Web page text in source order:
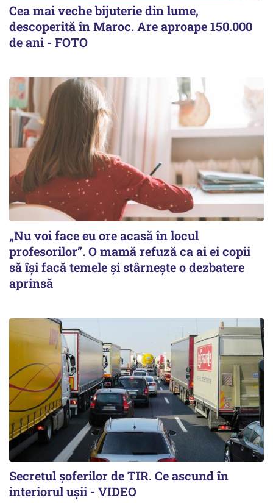
Cea mai veche bijuterie din lume,
descoperită în Maroc. Are aproape 150.000
de ani - FOTO
„Nu voi face eu ore acasă în locul
profesorilor”. O mamă refuză ca ai ei copii
să își facă temele și stârnește o dezbatere
aprinsă
Secretul șoferilor de TIR. Ce ascund în
interiorul ușii - VIDEO